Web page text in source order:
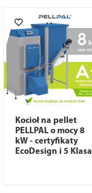
Kocioł na pellet
PELLPAL o mocy 8
kW - certyfikaty
EcoDesign i 5 Klasa